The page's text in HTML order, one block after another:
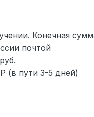
Конечная
почтой
(в пути 3-5 дней)